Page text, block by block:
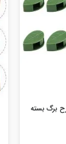
برگ بسته